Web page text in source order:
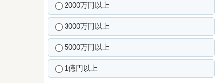
2000万円以上
3000万円以上
5000万円以上
1億円以上